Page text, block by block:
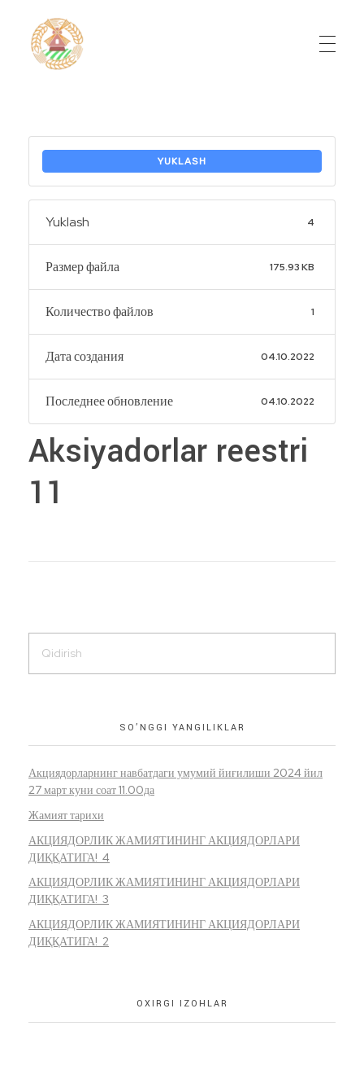
YUKLASH
Yuklash 4
Размер файла 175.93 KB
Количество файлов 1
Дата создания 04.10.2022
Последнее обновление 04.10.2022
Aksiyadorlar reestri
11
SO’NGGI YANGILIKLAR
Акциядорларнинг навбатдаги умумий йиғилиши 2024 йил
27 март куни соат 11.00да
Жамият тарихи
АКЦИЯДОРЛИК ЖАМИЯТИНИНГ АКЦИЯДОРЛАРИ
ДИҚҚАТИГА! 4
АКЦИЯДОРЛИК ЖАМИЯТИНИНГ АКЦИЯДОРЛАРИ
ДИҚҚАТИГА! 3
АКЦИЯДОРЛИК ЖАМИЯТИНИНГ АКЦИЯДОРЛАРИ
ДИҚҚАТИГА! 2
OXIRGI IZOHLAR